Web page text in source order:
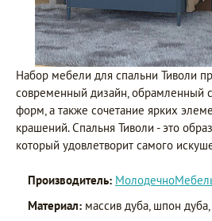
Набор мебели для спальни Тиволи
современный дизайн, обрамленный
форм, а также сочетание ярких
крашений. Спальня Тиволи - это
который удовлетворит самого
Производитель:
Материал: массив дуба, шпон